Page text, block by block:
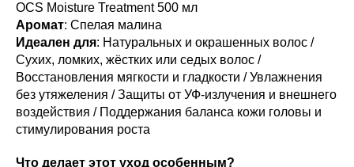
OCS Moisture Treatment 500 мл
Аромат: Спелая малина
Идеален для: Натуральных и окрашенных волос /
Сухих, ломких, жёстких или седых волос /
Восстановления мягкости и гладкости / Увлажнения
без утяжеления / Защиты от УФ-излучения и внешнего
воздействия / Поддержания баланса кожи головы и
стимулирования роста
Что делает этот уход особенным?